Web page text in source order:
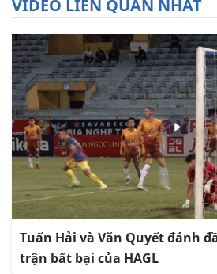
VIDEO LIÊN QUAN NHẤT
Tuấn Hải và Văn Quyết đánh
trận bất bại của HAGL